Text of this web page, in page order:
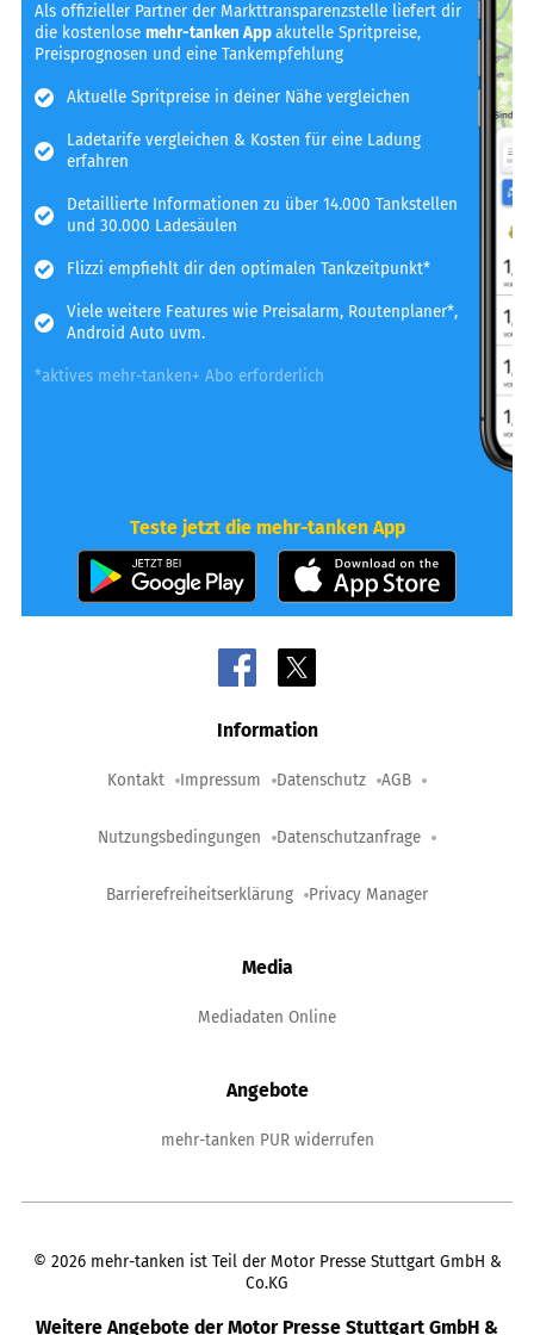
Als offizieller Partner der Markttransparenzstelle liefert dir
die kostenlosemehr-tanken Appakutelle Spritpreise,
Preisprognosen und eine Tankempfehlung
Aktuelle Spritpreise in deiner Nähe vergleichen
Ladetarife vergleichen & Kosten für eine Ladung
erfahren
Detaillierte Informationen zu über 14.000 Tankstellen
und 30.000 Ladesäulen
Flizzi empfiehlt dir den optimalen Tankzeitpunkt*
Viele weitere Features wie Preisalarm, Routenplaner*,
Android Auto uvm.
*aktives mehr-tanken+ Abo erforderlich
Teste jetzt die mehr-tanken App
Information
Kontakt Impressum Datenschutz AGB
Nutzungsbedingungen Datenschutzanfrage
Barrierefreiheitserklärung Privacy Manager
Media
Mediadaten Online
Angebote
mehr-tanken PUR widerrufen
© 2026 mehr-tanken ist Teil der Motor Presse Stuttgart GmbH &
Co.KG
Weitere Angebote der Motor Presse Stuttgart GmbH &